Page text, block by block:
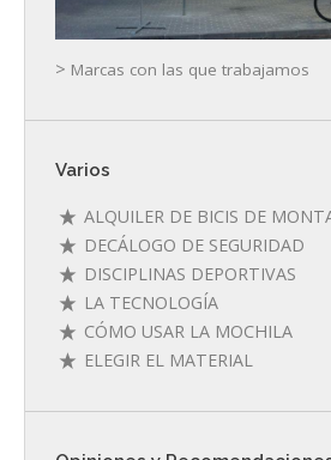
> Marcas con las que trabajamos
Varios
ALQUILER DE BICIS DE
DECÁLOGO DE SEGURIDAD
DISCIPLINAS DEPORTIVAS
LA TECNOLOGÍA
CÓMO USAR LA MOCHILA
ELEGIR EL MATERIAL